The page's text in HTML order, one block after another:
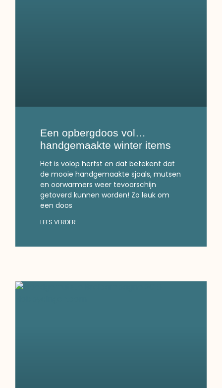
Een opbergdoos vol…
handgemaakte winter items
Het is volop herfst en dat betekent dat
de mooie handgemaakte sjaals, mutsen
en oorwarmers weer tevoorschijn
getoverd kunnen worden! Zo leuk om
een doos
LEES VERDER